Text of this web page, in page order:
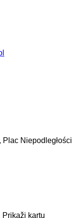
Prikaži kartu